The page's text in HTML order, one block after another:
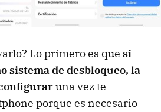
Lo primero es que si
sistema de desbloqueo, la
una vez te
porque es necesario